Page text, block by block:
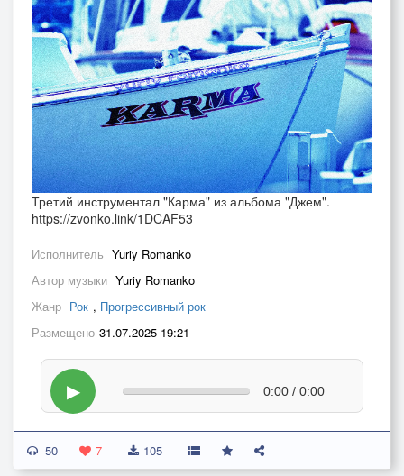
Третий инструментал "Карма" из альбома "Джем".
https://zvonko.link/1DCAF53
Исполнитель Yuriy Romanko
Автор музыки Yuriy Romanko
Жанр Рок , Прогрессивный рок
Размещено 31.07.2025 19:21
▶ 0:00 / 0:00
50 7 105